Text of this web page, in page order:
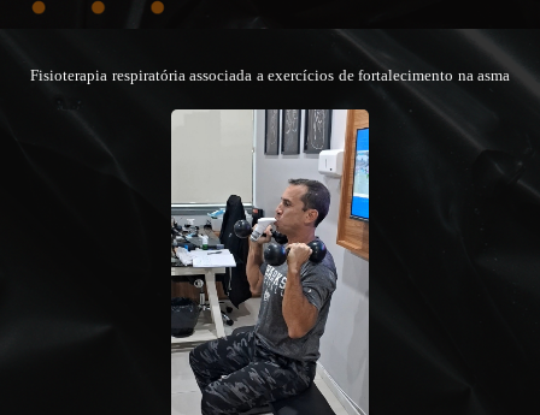
Fisioterapia respiratória associada a exercícios de fortalecimento na asma